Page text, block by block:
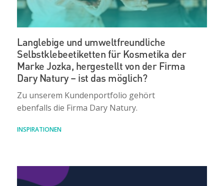
Langlebige und umweltfreundliche
Selbstklebeetiketten für Kosmetika der
Marke Jozka, hergestellt von der Firma
Dary Natury – ist das möglich?
Zu unserem Kundenportfolio gehört
ebenfalls die Firma Dary Natury.
INSPIRATIONEN